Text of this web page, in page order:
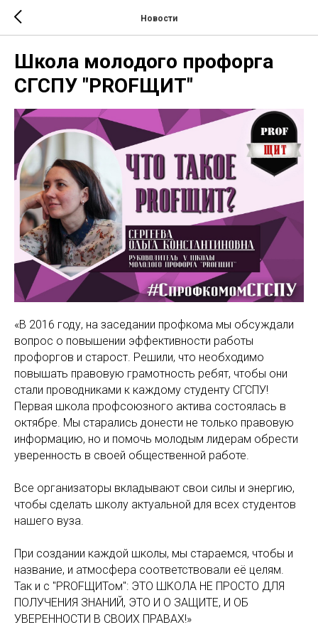
Новости
Школа молодого профорга
СГСПУ "PROFЩИТ"
«В 2016 году, на заседании профкома мы обсуждали
вопрос о повышении эффективности работы
профоргов и старост. Решили, что необходимо
повышать правовую грамотность ребят, чтобы они
стали проводниками к каждому студенту СГСПУ!
Первая школа профсоюзного актива состоялась в
октябре. Мы старались донести не только правовую
информацию, но и помочь молодым лидерам обрести
уверенность в своей общественной работе.
Все организаторы вкладывают свои силы и энергию,
чтобы сделать школу актуальной для всех студентов
нашего вуза.
При создании каждой школы, мы стараемся, чтобы и
название, и атмосфера соответствовали её целям.
Так и с "PROFЩИТом": ЭТО ШКОЛА НЕ ПРОСТО ДЛЯ
ПОЛУЧЕНИЯ ЗНАНИЙ, ЭТО И О ЗАЩИТЕ, И ОБ
УВЕРЕННОСТИ В СВОИХ ПРАВАХ!»